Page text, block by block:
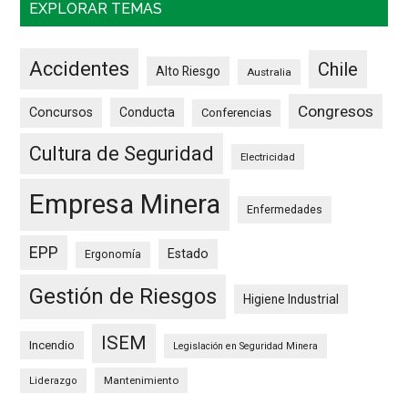
EXPLORAR TEMAS
Accidentes Alto Riesgo Australia Chile
Concursos Conducta Conferencias Congresos
Cultura de Seguridad Electricidad
Empresa Minera Enfermedades
EPP Ergonomía Estado
Gestión de Riesgos Higiene Industrial
Incendio ISEM Legislación en Seguridad Minera
Liderazgo Mantenimiento